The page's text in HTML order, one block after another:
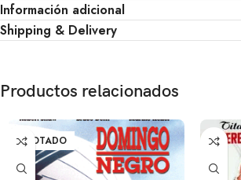
Información adicional
Shipping & Delivery
Productos relacionados
AGOTADO